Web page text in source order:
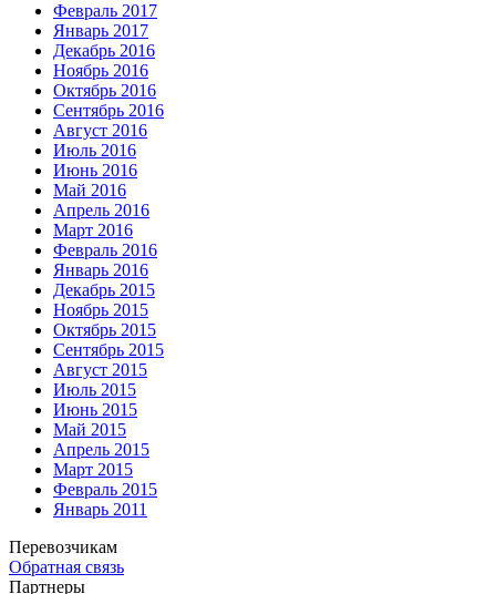
Февраль 2017
Январь 2017
Декабрь 2016
Ноябрь 2016
Октябрь 2016
Сентябрь 2016
Август 2016
Июль 2016
Июнь 2016
Май 2016
Апрель 2016
Март 2016
Февраль 2016
Январь 2016
Декабрь 2015
Ноябрь 2015
Октябрь 2015
Сентябрь 2015
Август 2015
Июль 2015
Июнь 2015
Май 2015
Апрель 2015
Март 2015
Февраль 2015
Январь 2011
Перевозчикам
Обратная связь
Партнеры